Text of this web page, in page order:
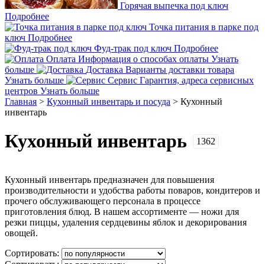
Горячая выпечка под ключ
Подробнее
Точка питания в парке под
ключ Подробнее
Фуд-трак под ключ Подробнее
Оплата Информация о способах оплаты Узнать
больше
Доставка Варианты доставки товара
Узнать больше
Сервис Гарантия, адреса сервисных
центров Узнать больше
Главная > Кухонный инвентарь и посуда > Кухонный
инвентарь
Кухонный инвентарь 1362
Кухонный инвентарь предназначен для повышения
производительности и удобства работы поваров, кондитеров и
прочего обслуживающего персонала в процессе
приготовления блюд. В нашем ассортименте — ножи для
резки пиццы, удаления сердцевины яблок и декорирования
овощей.
Сортировать: